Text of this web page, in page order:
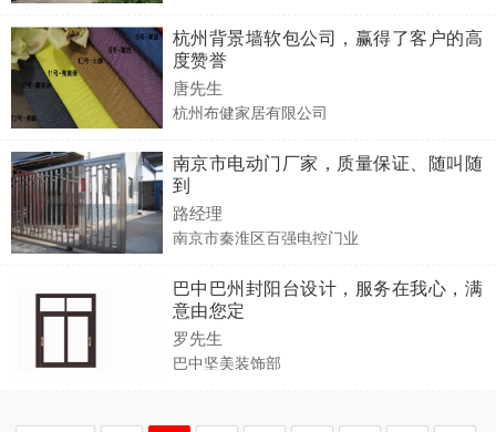
杭州背景墙软包公司，赢得了客户的高
度赞誉
唐先生
杭州布健家居有限公司
南京市电动门厂家，质量保证、随叫随
到
路经理
南京市秦淮区百强电控门业
巴中巴州封阳台设计，服务在我心，满
意由您定
罗先生
巴中坚美装饰部